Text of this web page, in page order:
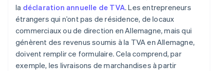
la déclaration annuelle de TVA. Les entrepreneurs
étrangers qui n’ont pas de résidence, de locaux
commerciaux ou de direction en Allemagne, mais qui
génèrent des revenus soumis à la TVA en Allemagne,
doivent remplir ce formulaire. Cela comprend, par
exemple, les livraisons de marchandises à partir